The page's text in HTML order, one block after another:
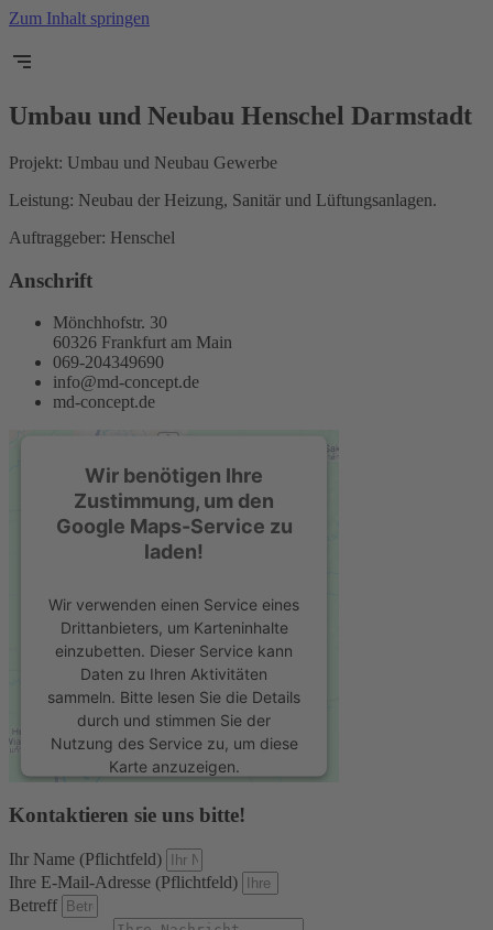
Zum Inhalt springen
Umbau und Neubau Henschel Darmstadt
Projekt: Umbau und Neubau Gewerbe
Leistung: Neubau der Heizung, Sanitär und Lüftungsanlagen.
Auftraggeber: Henschel
Anschrift
Mönchhofstr. 30
60326 Frankfurt am Main
069-204349690
info@md-concept.de
md-concept.de
Wir benötigen Ihre
Zustimmung, um den
Google Maps-Service zu
laden!
Wir verwenden einen Service eines
Drittanbieters, um Karteninhalte
einzubetten. Dieser Service kann
Daten zu Ihren Aktivitäten
sammeln. Bitte lesen Sie die Details
durch und stimmen Sie der
Nutzung des Service zu, um diese
Karte anzuzeigen.
Mehr Informationen
Akzeptieren
powered byUsercentrics Consent
Kontaktieren sie uns bitte!
Ihr Name (Pflichtfeld)
Ihre E-Mail-Adresse (Pflichtfeld)
Betreff